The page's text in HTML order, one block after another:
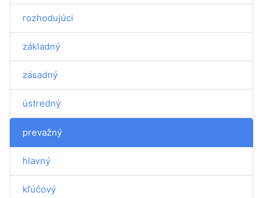
rozhodujúci
základný
zásadný
ústredný
prevažný
hlavný
kľúčový